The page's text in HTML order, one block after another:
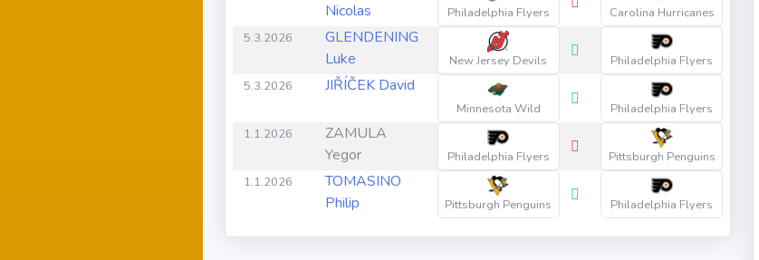
Nicolas
Philadelphia Flyers
Carolina Hurricanes
5.3.2026
GLENDENING
Luke
New Jersey Devils
Philadelphia Flyers
5.3.2026
JIŘÍČEK David
Minnesota Wild
Philadelphia Flyers
1.1.2026
ZAMULA
Yegor
Philadelphia Flyers
Pittsburgh Penguins
1.1.2026
TOMASINO
Philip
Pittsburgh Penguins Philadelphia Flyers